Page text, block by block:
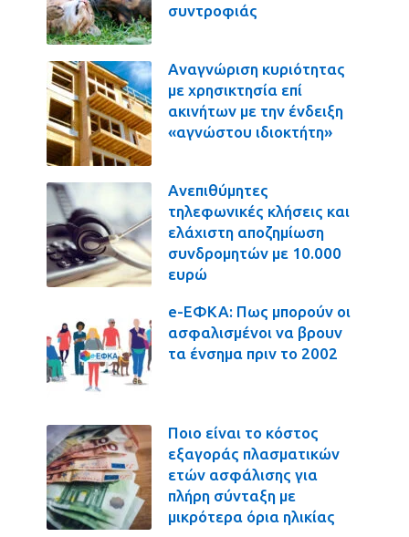
συντροφιάς
Αναγνώριση κυριότητας
με χρησικτησία επί
ακινήτων με την ένδειξη
«αγνώστου ιδιοκτήτη»
Ανεπιθύμητες
τηλεφωνικές κλήσεις και
ελάχιστη αποζημίωση
συνδρομητών με 10.000
ευρώ
e-ΕΦΚΑ: Πως μπορούν οι
ασφαλισμένοι να βρουν
τα ένσημα πριν το 2002
Ποιο είναι το κόστος
εξαγοράς πλασματικών
ετών ασφάλισης για
πλήρη σύνταξη με
μικρότερα όρια ηλικίας